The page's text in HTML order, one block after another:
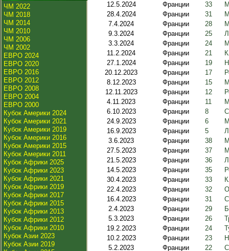
ЧМ 2022
ЧМ 2018
ЧМ 2014
ЧМ 2010
ЧМ 2006
ЧМ 2002
ЕВРО 2024
ЕВРО 2020
ЕВРО 2016
ЕВРО 2012
ЕВРО 2008
ЕВРО 2004
ЕВРО 2000
Кубок Америки 2024
Кубок Америки 2021
Кубок Америки 2019
Кубок Америки 2016
Кубок Америки 2015
Кубок Америки 2011
Кубок Африки 2025
Кубок Африки 2023
Кубок Африки 2021
Кубок Африки 2019
Кубок Африки 2017
Кубок Африки 2015
Кубок Африки 2013
Кубок Африки 2012
Кубок Африки 2010
Кубок Азии 2023
Кубок Азии 2019
12.5.2024
Франции 33
28.4.2024
Франции 31
7.4.2024
Франции 28
9.3.2024
Франции 25
3.3.2024
Франции 24
11.2.2024
Франции 21
27.1.2024
Франции 19
20.12.2023
Франции 17
8.12.2023
Франции 15
12.11.2023
Франции 12
4.11.2023
Франции 11
6.10.2023
Франции 8
24.9.2023
Франции 6
16.9.2023
Франции 5
3.6.2023
Франции 38
27.5.2023
Франции 37
21.5.2023
Франции 36
14.5.2023
Франции 35
30.4.2023
Франции 33
22.4.2023
Франции 32
16.4.2023
Франции 31
2.4.2023
Франции 29
5.3.2023
Франции 26
19.2.2023
Франции 24
10.2.2023
Франции 23
5.2.2023
Франции 22